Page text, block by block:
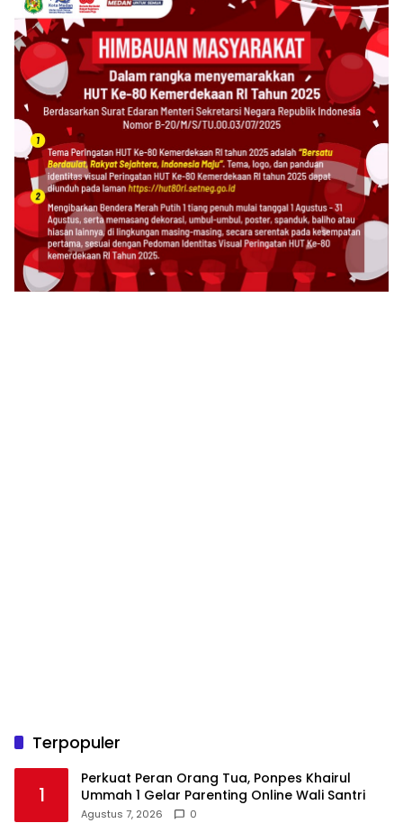
Terpopuler
1
Perkuat Peran Orang Tua, Ponpes Khairul
Ummah 1 Gelar Parenting Online Wali Santri
Agustus 7, 2026 0